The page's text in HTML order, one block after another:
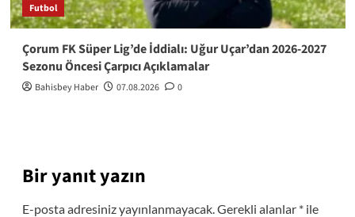
Futbol
Çorum FK Süper Lig’de İddialı: Uğur Uçar’dan 2026-2027
Sezonu Öncesi Çarpıcı Açıklamalar
Bahisbey Haber 07.08.2026 0
Bir yanıt yazın
E-posta adresiniz yayınlanmayacak. Gerekli alanlar *ile